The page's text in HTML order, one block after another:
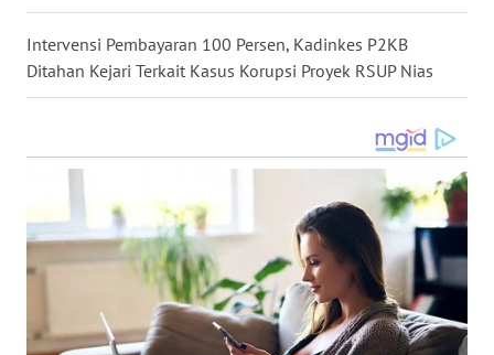
Intervensi Pembayaran 100 Persen, Kadinkes P2KB
Ditahan Kejari Terkait Kasus Korupsi Proyek RSUP Nias
NIAS
SELATAN
TANJUNG
LESUNG